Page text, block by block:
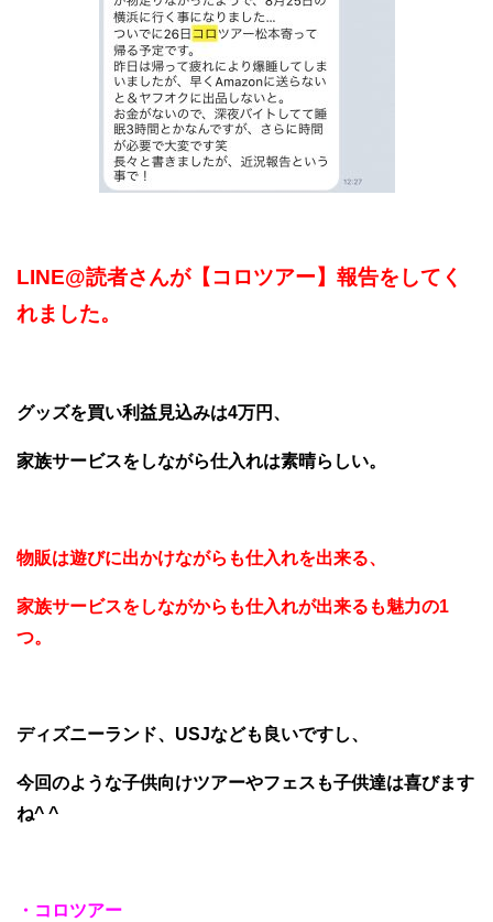
LINE@読者さんが【コロツアー】報告をしてく
れました。
グッズを買い利益見込みは4万円、
家族サービスをしながら仕入れは素晴らしい。
物販は遊びに出かけながらも仕入れを出来る、
家族サービスをしながからも仕入れが出来るも魅力の1
つ。
ディズニーランド、USJなども良いですし、
今回のような子供向けツアーやフェスも子供達は喜びます
ね^ ^
・コロツアー